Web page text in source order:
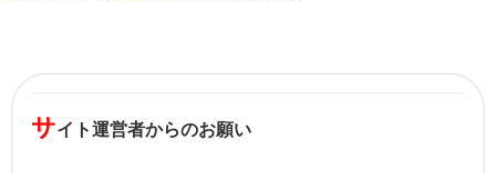
サイト運営者からのお願い